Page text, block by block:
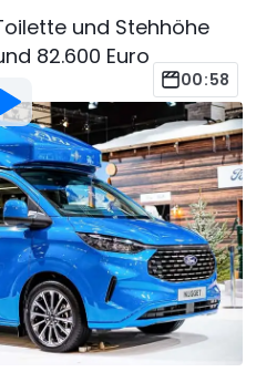
und Stehhöhe
82.600 Euro
00:58
um15:51 Uhr
Als bevorzugte Quelle Motor1.com
auf Google hinzufügen
Anlässlich der
Salon nennt Ford